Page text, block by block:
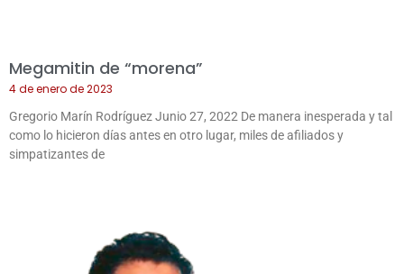
Megamitin de “morena”
4 de enero de 2023
Gregorio Marín Rodríguez Junio 27, 2022 De manera inesperada y tal
como lo hicieron días antes en otro lugar, miles de afiliados y
simpatizantes de